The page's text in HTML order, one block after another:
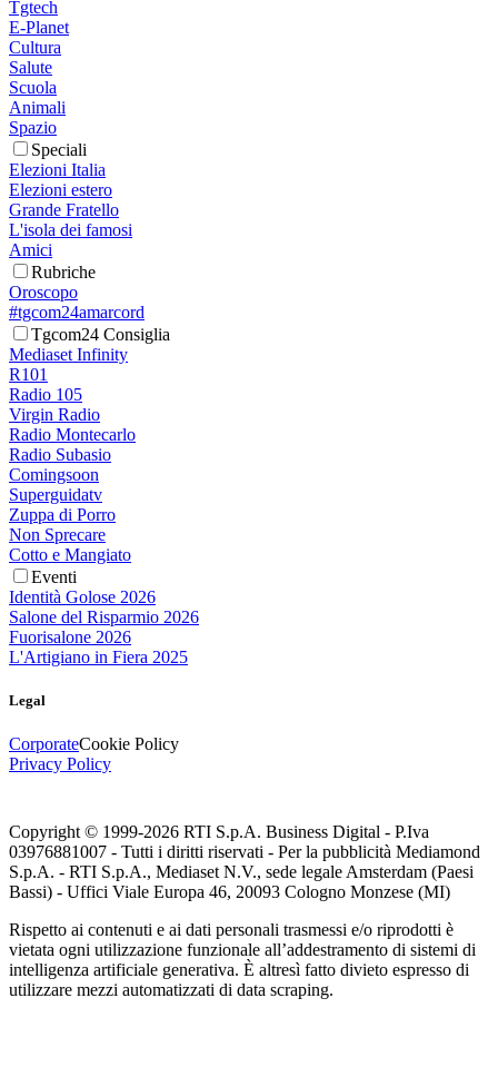
Tgtech
E-Planet
Cultura
Salute
Scuola
Animali
Spazio
Speciali
Elezioni Italia
Elezioni estero
Grande Fratello
L'isola dei famosi
Amici
Rubriche
Oroscopo
#tgcom24amarcord
Tgcom24 Consiglia
Mediaset Infinity
R101
Radio 105
Virgin Radio
Radio Montecarlo
Radio Subasio
Comingsoon
Superguidatv
Zuppa di Porro
Non Sprecare
Cotto e Mangiato
Eventi
Identità Golose 2026
Salone del Risparmio 2026
Fuorisalone 2026
L'Artigiano in Fiera 2025
Legal
CorporateCookie Policy
Privacy Policy
Copyright © 1999-2026 RTI S.p.A. Business Digital - P.Iva
03976881007 - Tutti i diritti riservati - Per la pubblicità Mediamond
S.p.A. - RTI S.p.A., Mediaset N.V., sede legale Amsterdam (Paesi
Bassi) - Uffici Viale Europa 46, 20093 Cologno Monzese (MI)
Rispetto ai contenuti e ai dati personali trasmessi e/o riprodotti è
vietata ogni utilizzazione funzionale all’addestramento di sistemi di
intelligenza artificiale generativa. È altresì fatto divieto espresso di
utilizzare mezzi automatizzati di data scraping.